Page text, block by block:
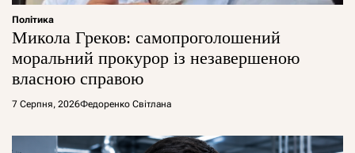
Політика
Микола Греков: самопроголошений
моральний прокурор із незавершеною
власною справою
7 Серпня, 2026Федоренко Світлана